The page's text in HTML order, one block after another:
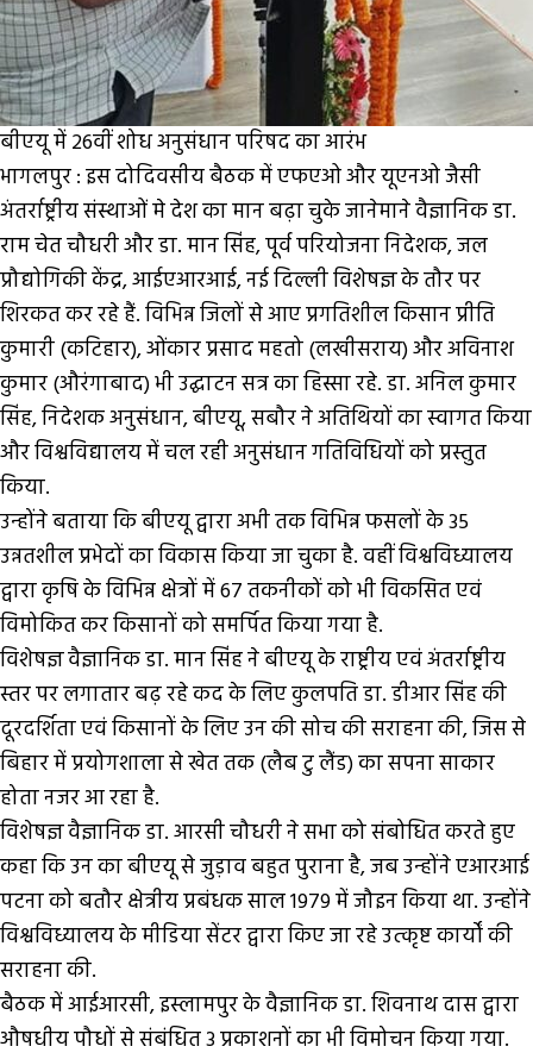
बीएयू में 26वीं शोध अनुसंधान परिषद का आरंभ
भागलपुर : इस दोदिवसीय बैठक में एफएओ और यूएनओ जैसी
अंतर्राष्ट्रीय संस्थाओं मे देश का मान बढ़ा चुके जानेमाने वैज्ञानिक डा.
राम चेत चौधरी और डा. मान सिंह, पूर्व परियोजना निदेशक, जल
प्रौद्योगिकी केंद्र, आईएआरआई, नई दिल्ली विशेषज्ञ के तौर पर
शिरकत कर रहे हैं. विभिन्न जिलों से आए प्रगतिशील किसान प्रीति
कुमारी (कटिहार), ओंकार प्रसाद महतो (लखीसराय) और अविनाश
कुमार (औरंगाबाद) भी उद्घाटन सत्र का हिस्सा रहे. डा. अनिल कुमार
सिंह, निदेशक अनुसंधान, बीएयू, सबौर ने अतिथियों का स्वागत किया
और विश्वविद्यालय में चल रही अनुसंधान गतिविधियों को प्रस्तुत
किया.
उन्होंने बताया कि बीएयू द्वारा अभी तक विभिन्न फसलों के 35
उन्नतशील प्रभेदों का विकास किया जा चुका है. वहीं विश्वविध्यालय
द्वारा कृषि के विभिन्न क्षेत्रों में 67 तकनीकों को भी विकसित एवं
विमोकित कर किसानों को समर्पित किया गया है.
विशेषज्ञ वैज्ञानिक डा. मान सिंह ने बीएयू के राष्ट्रीय एवं अंतर्राष्ट्रीय
स्तर पर लगातार बढ़ रहे कद के लिए कुलपति डा. डीआर सिंह की
दूरदर्शिता एवं किसानों के लिए उन की सोच की सराहना की, जिस से
बिहार में प्रयोगशाला से खेत तक (लैब टु लैंड) का सपना साकार
होता नजर आ रहा है.
विशेषज्ञ वैज्ञानिक डा. आरसी चौधरी ने सभा को संबोधित करते हुए
कहा कि उन का बीएयू से जुड़ाव बहुत पुराना है, जब उन्होंने एआरआई
पटना को बतौर क्षेत्रीय प्रबंधक साल 1979 में जौइन किया था. उन्होंने
विश्वविध्यालय के मीडिया सेंटर द्वारा किए जा रहे उत्कृष्ट कार्यों की
सराहना की.
बैठक में आईआरसी, इस्लामपुर के वैज्ञानिक डा. शिवनाथ दास द्वारा
औषधीय पौधों से संबंधित 3 प्रकाशनों का भी विमोचन किया गया.